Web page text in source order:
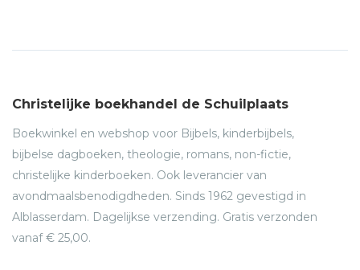
Christelijke boekhandel de Schuilplaats
Boekwinkel en webshop voor Bijbels, kinderbijbels,
bijbelse dagboeken, theologie, romans, non-fictie,
christelijke kinderboeken. Ook leverancier van
avondmaalsbenodigdheden. Sinds 1962 gevestigd in
Alblasserdam. Dagelijkse verzending. Gratis verzonden
vanaf € 25,00.